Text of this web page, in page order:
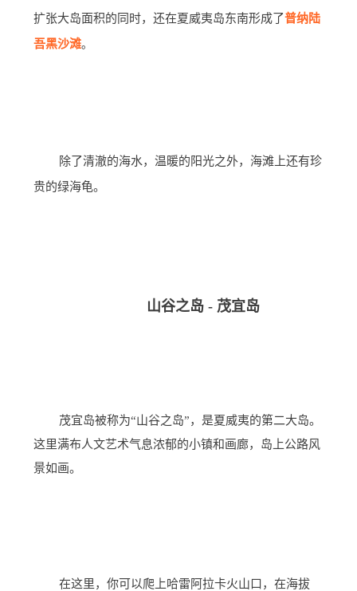
扩张大岛面积的同时，还在夏威夷岛东南形成了普纳陆
吾黑沙滩。
除了清澈的海水，温暖的阳光之外，海滩上还有珍
贵的绿海龟。
山谷之岛 - 茂宜岛
茂宜岛被称为“山谷之岛”，是夏威夷的第二大岛。
这里满布人文艺术气息浓郁的小镇和画廊，岛上公路风
景如画。
在这里，你可以爬上哈雷阿拉卡火山口，在海拔